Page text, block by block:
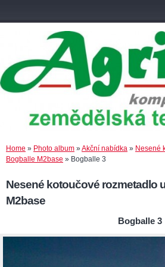
Home » Photo album »Akční nabídka » Nesené
Bogballe M2base » Bogballe 3
Nesené kotoučové rozmetadlo
M2base
Bogballe 3